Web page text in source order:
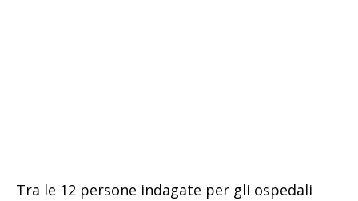
Tra le 12 persone indagate per gli ospedali